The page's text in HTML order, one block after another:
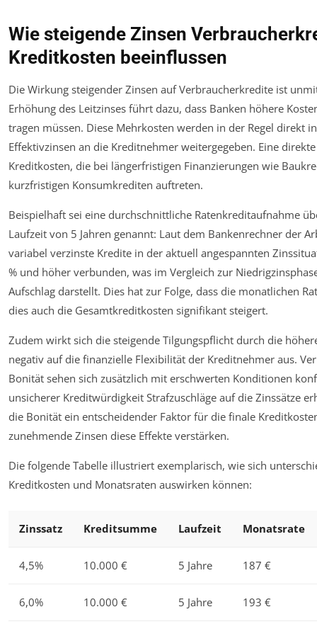
Wie steigende Zinsen
Kreditkosten beeinflussen
Die Wirkung steigender Zinsen auf Verbraucherkredite ist
Erhöhung des Leitzinses führt dazu, dass Banken höhere
tragen müssen. Diese Mehrkosten werden in der Regel direkt
Effektivzinsen an die Kreditnehmer weitergegeben. Eine
Kreditkosten, die bei längerfristigen Finanzierungen wie
kurzfristigen Konsumkrediten auftreten.
Beispielhaft sei eine durchschnittliche Ratenkreditaufnahme
Laufzeit von 5 Jahren genannt: Laut dem Bankenrechner der
variabel verzinste Kredite in der aktuell angespannten
% und höher verbunden, was im Vergleich zur
Aufschlag darstellt. Dies hat zur Folge, dass die monatlichen
dies auch die Gesamtkreditkosten signifikant steigert.
Zudem wirkt sich die steigende Tilgungspflicht durch die
negativ auf die finanzielle Flexibilität der Kreditnehmer aus.
Bonität sehen sich zusätzlich mit erschwerten Konditionen
unsicherer Kreditwürdigkeit Strafzuschläge auf die Zinssätze
die Bonität ein entscheidender Faktor für die finale
zunehmende Zinsen diese Effekte verstärken.
Die folgende Tabelle illustriert exemplarisch, wie sich
Kreditkosten und Monatsraten auswirken können:
Zinssatz Kreditsumme Laufzeit Monatsrate
4,5% 10.000 € 5 Jahre 187 €
6,0% 10.000 € 5 Jahre 193 €